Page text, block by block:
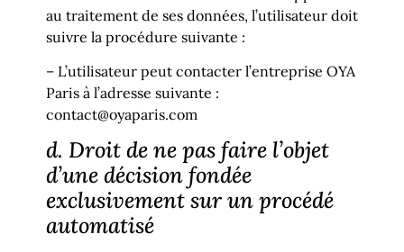
au traitement de ses données, l’utilisateur doit
suivre la procédure suivante :
– L’utilisateur peut contacter l’entreprise OYA
Paris à l’adresse suivante :
contact@oyaparis.com
d. Droit de ne pas faire l’objet
d’une décision fondée
exclusivement sur un procédé
automatisé